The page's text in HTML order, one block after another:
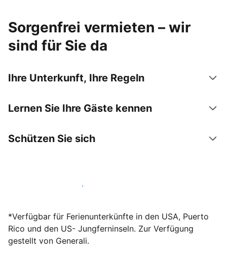
Sorgenfrei vermieten – wir
sind für Sie da
Ihre Unterkunft, Ihre Regeln
Lernen Sie Ihre Gäste kennen
Schützen Sie sich
Werden Sie noch heute Gastgeber
*Verfügbar für Ferienunterkünfte in den USA, Puerto
Rico und den US- Jungferninseln. Zur Verfügung
gestellt von Generali.